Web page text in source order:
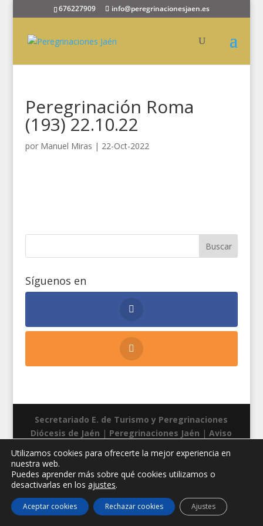
676227909 info@peregrinacionesjaen.es
Peregrinación Roma
(193) 22.10.22
por Manuel Miras | 22-Oct-2022
Síguenos en
Secretariado E. de Turismo y Peregrinaciones
Diócesis de Jaén | Peregrinaciones Jaén |Aviso
Utilizamos cookies para ofrecerte la mejor experiencia en
nuestra web.
Puedes aprender más sobre qué cookies utilizamos o
desactivarlas en los ajustes.
Aceptar cookies Rechazar cookies Ajustes